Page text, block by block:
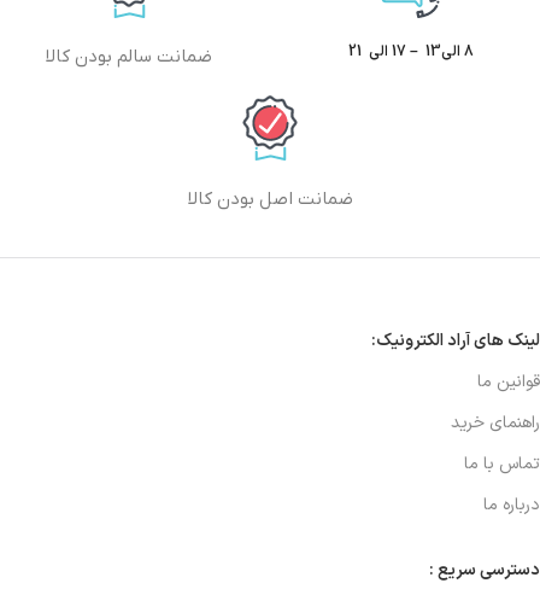
8 الی13 – 17 الی 21 ضمانت سالم بودن کالا
ضمانت اصل بودن کالا
لینک های آراد الکترونیک:
قوانین ما
راهنمای خرید
تماس با ما
درباره ما
دسترسی سریع :